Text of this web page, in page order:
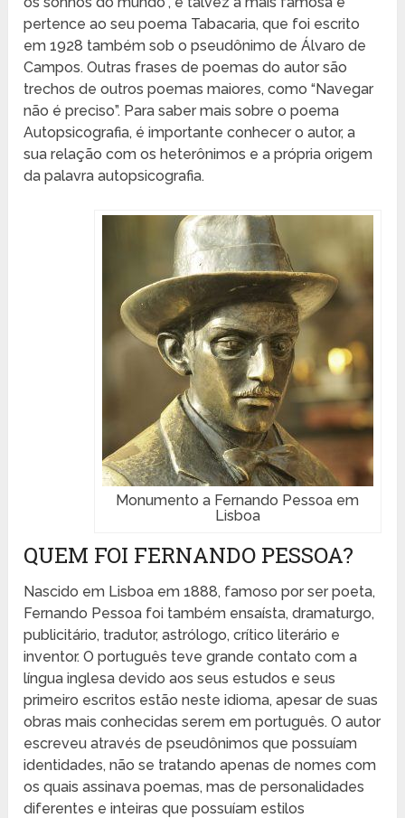
pertence ao seu poema Tabacaria, que foi escrito
em 1928 também sob o pseudônimo de Álvaro de
Campos. Outras frases de poemas do autor são
trechos de outros poemas maiores, como “Navegar
não é preciso”. Para saber mais sobre o poema
Autopsicografia, é importante conhecer o autor, a
sua relação com os heterônimos e a própria origem
da palavra autopsicografia.
Monumento a Fernando Pessoa em
Lisboa
QUEM FOI FERNANDO PESSOA?
Nascido em Lisboa em 1888, famoso por ser poeta,
Fernando Pessoa foi também ensaísta, dramaturgo,
publicitário, tradutor, astrólogo, crítico literário e
inventor. O português teve grande contato com a
língua inglesa devido aos seus estudos e seus
primeiro escritos estão neste idioma, apesar de suas
obras mais conhecidas serem em português. O autor
escreveu através de pseudônimos que possuíam
identidades, não se tratando apenas de nomes com
os quais assinava poemas, mas de personalidades
diferentes e inteiras que possuíam estilos